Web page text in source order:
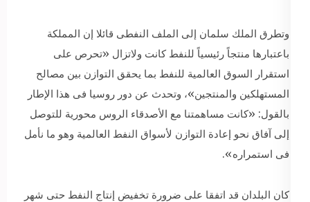
وتطرق الملك سلمان إلى الملف النفطى قائلا إن المملكة
باعتبارها منتجاً رئيسياً للنفط كانت ولاتزال «تحرص على
استقرار السوق العالمية للنفط بما يحقق التوازن بين مصالح
المستهلكين والمنتجين»، وتحدث عن دور روسيا فى هذا الإطار
بالقول: «كانت مساهمتنا مع الأصدقاء الروس محورية للتوصل
إلى آفاق نحو إعادة التوازن لأسواق النفط العالمية وهو ما نأمل
فى استمراره».
كان البلدان قد اتفقا على ضرورة تخفيض إنتاج النفط حتى شهر